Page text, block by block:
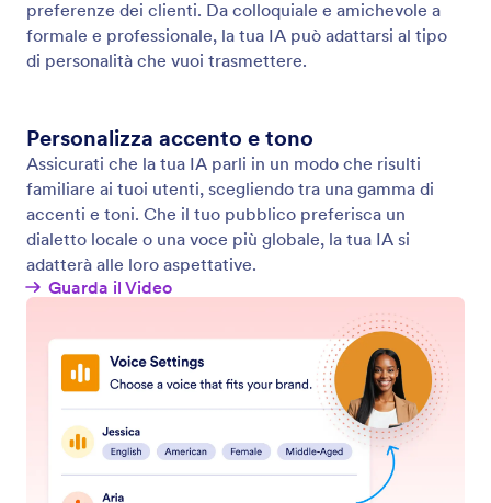
Ottieni un Numero di Telefono
professionale.
Testa il tuo Assistente Telefonico